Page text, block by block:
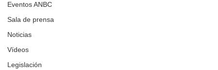
Eventos ANBC
Sala de prensa
Noticias
Vídeos
Legislación